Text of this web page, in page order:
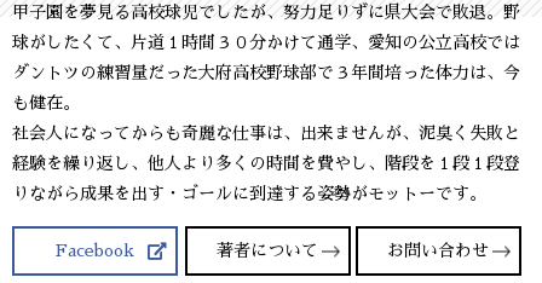
甲子園を夢見る高校球児でしたが、努力足りずに県大会で敗退。野
球がしたくて、片道１時間３０分かけて通学、愛知の公立高校では
ダントツの練習量だった大府高校野球部で３年間培った体力は、今
も健在。
社会人になってからも奇麗な仕事は、出来ませんが、泥臭く失敗と
経験を繰り返し、他人より多くの時間を費やし、階段を１段１段登
りながら成果を出す・ゴールに到達する姿勢がモットーです。
Facebook 著者について お問い合わせ